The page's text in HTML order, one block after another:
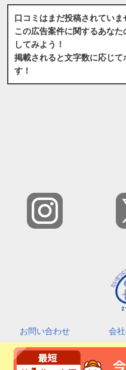
口コミはまだ投稿されていま
この広告案件に関するあな
してみよう！
掲載されると文字数に応じ
す！
お問い合わせ 会
カスタマーハラスメントに